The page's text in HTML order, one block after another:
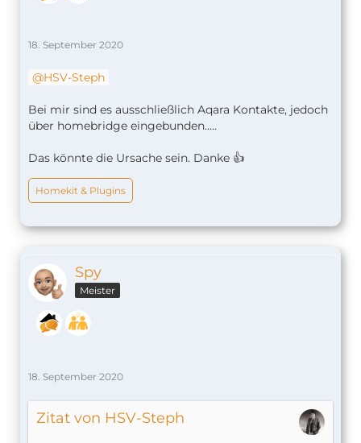
18. September 2020
HSV-Steph
Bei mir sind es ausschließlich Aqara Kontakte, jedoch
über homebridge eingebunden.....
Das könnte die Ursache sein. Danke 👍
Homekit & Plugins
Spy
Meister
18. September 2020
Zitat von HSV-Steph